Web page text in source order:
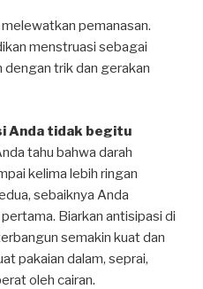
pemanasan.
menstruasi sebagai
trik dan gerakan
Anda tidak begitu
tahu bahwa darah
kelima lebih ringan
sebaiknya Anda
Biarkan antisipasi di
semakin kuat dan
pakaian dalam, seprai,
oleh cairan.